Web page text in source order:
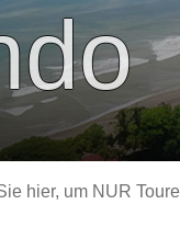
hier, um NUR